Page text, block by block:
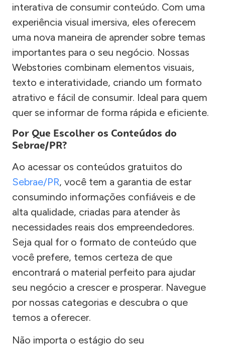
interativa de consumir conteúdo. Com uma
experiência visual imersiva, eles oferecem
uma nova maneira de aprender sobre temas
importantes para o seu negócio. Nossas
Webstories combinam elementos visuais,
texto e interatividade, criando um formato
atrativo e fácil de consumir. Ideal para quem
quer se informar de forma rápida e eficiente.
Por Que Escolher os Conteúdos do
Sebrae/PR?
Ao acessar os conteúdos gratuitos do
Sebrae/PR, você tem a garantia de estar
consumindo informações confiáveis e de
alta qualidade, criadas para atender às
necessidades reais dos empreendedores.
Seja qual for o formato de conteúdo que
você prefere, temos certeza de que
encontrará o material perfeito para ajudar
seu negócio a crescer e prosperar. Navegue
por nossas categorias e descubra o que
temos a oferecer.
Não importa o estágio do seu